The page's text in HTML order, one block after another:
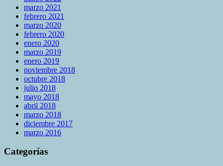
marzo 2021
febrero 2021
marzo 2020
febrero 2020
enero 2020
marzo 2019
enero 2019
noviembre 2018
octubre 2018
julio 2018
mayo 2018
abril 2018
marzo 2018
diciembre 2017
marzo 2016
Categorías